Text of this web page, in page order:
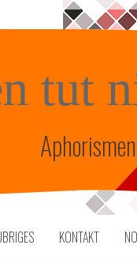
tut
Aphorismen
KONTAKT